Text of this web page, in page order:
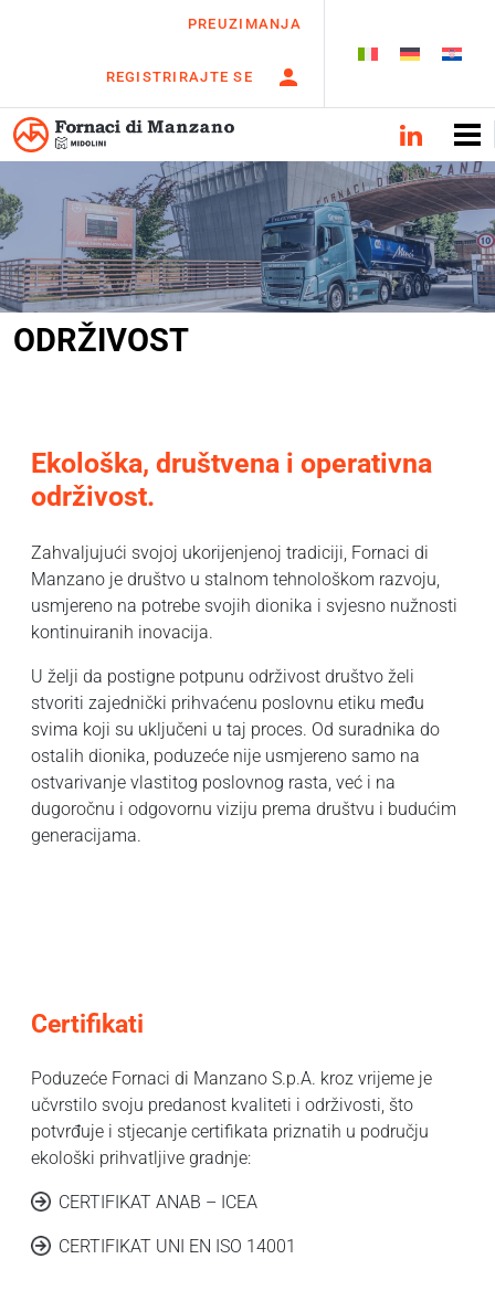
PREUZIMANJA
REGISTRIRAJTE SE
ODRŽIVOST
Ekološka, društvena i operativna
održivost.
Zahvaljujući svojoj ukorijenjenoj tradiciji, Fornaci di
Manzano je društvo u stalnom tehnološkom razvoju,
usmjereno na potrebe svojih dionika i svjesno nužnosti
kontinuiranih inovacija.
U želji da postigne potpunu održivost društvo želi
stvoriti zajednički prihvaćenu poslovnu etiku među
svima koji su uključeni u taj proces. Od suradnika do
ostalih dionika, poduzeće nije usmjereno samo na
ostvarivanje vlastitog poslovnog rasta, već i na
dugoročnu i odgovornu viziju prema društvu i budućim
generacijama.
Certifikati
Poduzeće Fornaci di Manzano S.p.A. kroz vrijeme je
učvrstilo svoju predanost kvaliteti i održivosti, što
potvrđuje i stjecanje certifikata priznatih u području
ekološki prihvatljive gradnje:
CERTIFIKAT ANAB – ICEA
CERTIFIKAT UNI EN ISO 14001